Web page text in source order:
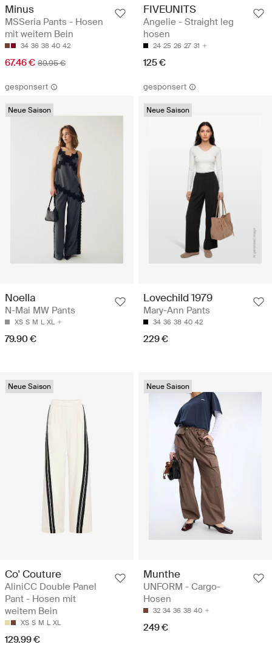
Minus
MSSeria Pants - Hosen
mit weitem Bein
34 36 38 40 42
67.46 € 89.95 €
FIVEUNITS
Angelie - Straight leg
hosen
24 25 26 27 31
125 €
gesponsert
Neue Saison
Noella
N-Mai MW Pants
XS S M L XL
79.90 €
gesponsert
Neue Saison
Lovechild 1979
Mary-Ann Pants
34 36 38 40 42
229 €
Neue Saison
Co' Couture
AliniCC Double Panel
Pant - Hosen mit
weitem Bein
XS S M L XL
129.99 €
Neue Saison
Munthe
UNFORM - Cargo-
Hosen
32 34 36 38 40
249 €